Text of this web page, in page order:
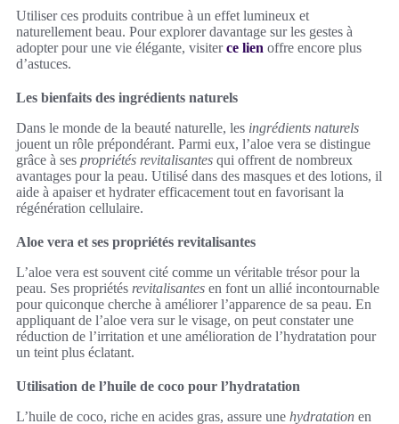
Utiliser ces produits contribue à un effet lumineux et
naturellement beau. Pour explorer davantage sur les gestes à
adopter pour une vie élégante, visiterce lien offre encore plus
d’astuces.
Les bienfaits des ingrédients naturels
Dans le monde de la beauté naturelle, les ingrédients naturels
jouent un rôle prépondérant. Parmi eux, l’aloe vera se distingue
grâce à ses propriétés revitalisantes qui offrent de nombreux
avantages pour la peau. Utilisé dans des masques et des lotions, il
aide à apaiser et hydrater efficacement tout en favorisant la
régénération cellulaire.
Aloe vera et ses propriétés revitalisantes
L’aloe vera est souvent cité comme un véritable trésor pour la
peau. Ses propriétés revitalisantes en font un allié incontournable
pour quiconque cherche à améliorer l’apparence de sa peau. En
appliquant de l’aloe vera sur le visage, on peut constater une
réduction de l’irritation et une amélioration de l’hydratation pour
un teint plus éclatant.
Utilisation de l’huile de coco pour l’hydratation
L’huile de coco, riche en acides gras, assure une hydratation en